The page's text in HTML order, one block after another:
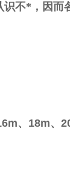
识不*，因而
、 18m、